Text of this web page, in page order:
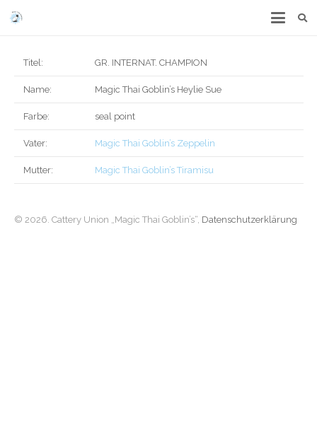
Titel: GR. INTERNAT. CHAMPION
Name: Magic Thai Goblin’s Heylie Sue
Farbe: seal point
Vater: Magic Thai Goblin’s Zeppelin
Mutter: Magic Thai Goblin’s Tiramisu
© 2026. Cattery Union „Magic Thai Goblin’s“, Datenschutzerklärung